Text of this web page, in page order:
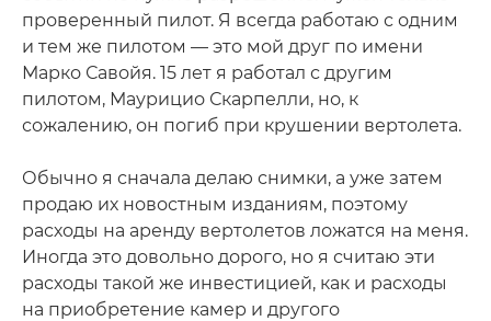
проверенный пилот. Я всегда работаю с одним
и тем же пилотом — это мой друг по имени
Марко Савойя. 15 лет я работал с другим
пилотом, Маурицио Скарпелли, но, к
сожалению, он погиб при крушении вертолета.
Обычно я сначала делаю снимки, а уже затем
продаю их новостным изданиям, поэтому
расходы на аренду вертолетов ложатся на меня.
Иногда это довольно дорого, но я считаю эти
расходы такой же инвестицией, как и расходы
на приобретение камер и другого